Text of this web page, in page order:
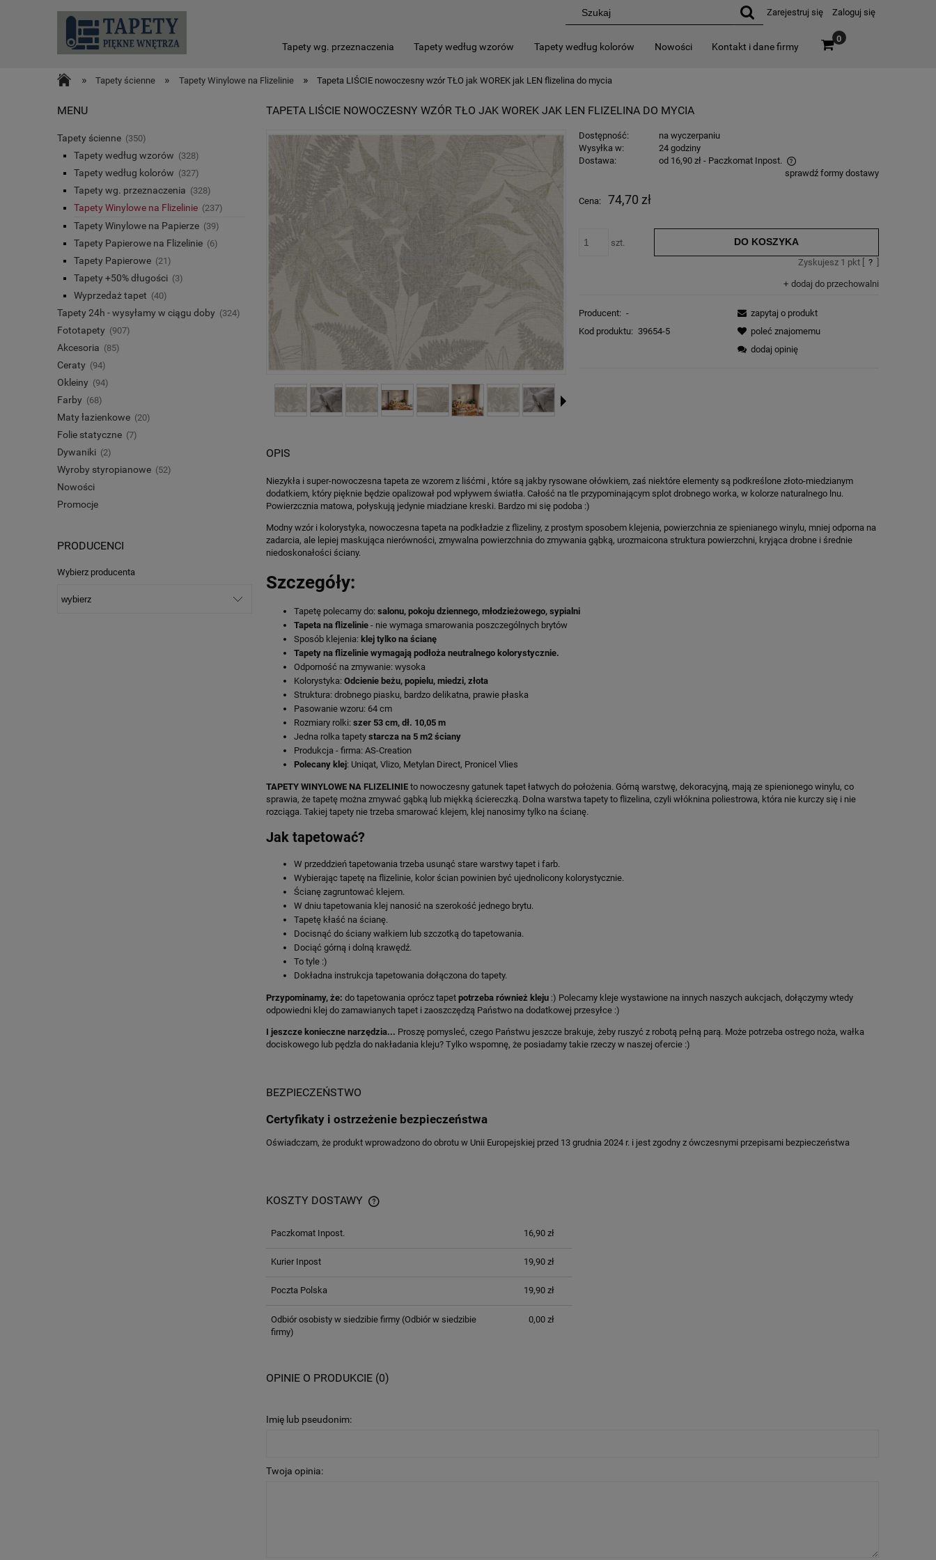
Zarejestruj się Zaloguj się
Tapety wg. przeznaczenia Tapety według wzorów Tapety według kolorów Nowości Kontakt i dane firmy
0
» Tapety ścienne » Tapety Winylowe na Flizelinie » Tapeta LIŚCIE nowoczesny wzór TŁO jak WOREK jak LEN flizelina do mycia
MENU
Tapety ścienne (350)
Tapety według wzorów (328)
Tapety według kolorów (327)
Tapety wg. przeznaczenia (328)
Tapety Winylowe na Flizelinie (237)
Tapety Winylowe na Papierze (39)
Tapety Papierowe na Flizelinie (6)
Tapety Papierowe (21)
Tapety +50% długości (3)
Wyprzedaż tapet (40)
Tapety 24h - wysyłamy w ciągu doby (324)
Fototapety (907)
Akcesoria (85)
Ceraty (94)
Okleiny (94)
Farby (68)
Maty łazienkowe (20)
Folie statyczne (7)
Dywaniki (2)
Wyroby styropianowe (52)
Nowości
Promocje
PRODUCENCI
Wybierz producenta
TAPETA LIŚCIE NOWOCZESNY WZÓR TŁO JAK WOREK JAK LEN FLIZELINA DO MYCIA
Dostępność:
na wyczerpaniu
Wysyłka w:
24 godziny
Dostawa:
od 16,90 zł - Paczkomat Inpost.
sprawdź formy dostawy
Cena: 74,70 zł
szt. DO KOSZYKA
Zyskujesz 1 pkt [ ?
dodaj do przechowalni
Producent: -
Kod produktu: 39654-5
zapytaj o produkt
poleć znajomemu
dodaj opinię
OPIS
Niezykła i super-nowoczesna tapeta ze wzorem z liśćmi , które są jakby rysowane ołówkiem, zaś niektóre elementy są podkreślone złoto-miedzianym
dodatkiem, który pięknie będzie opalizował pod wpływem światła. Całość na tle przypominającym splot drobnego worka, w kolorze naturalnego lnu.
Powierzcznia matowa, połyskują jedynie miadziane kreski. Bardzo mi się podoba :)
Modny wzór i kolorystyka, nowoczesna tapeta na podkładzie z flizeliny, z prostym sposobem klejenia, powierzchnia ze spienianego winylu, mniej odporna na
zadarcia, ale lepiej maskująca nierówności, zmywalna powierzchnia do zmywania gąbką, urozmaicona struktura powierzchni, kryjąca drobne i średnie
niedoskonałości ściany.
Szczegóły:
Tapetę polecamy do: salonu, pokoju dziennego, młodzieżowego, sypialni
Tapeta na flizelinie - nie wymaga smarowania poszczególnych brytów
Sposób klejenia: klej tylko na ścianę
Tapety na flizelinie wymagają podłoża neutralnego kolorystycznie.
Odporność na zmywanie: wysoka
Kolorystyka: Odcienie beżu, popielu, miedzi, złota
Struktura: drobnego piasku, bardzo delikatna, prawie płaska
Pasowanie wzoru: 64 cm
Rozmiary rolki: szer 53 cm, dł. 10,05 m
Jedna rolka tapety starcza na 5 m2 ściany
Produkcja - firma: AS-Creation
Polecany klej: Uniqat, Vlizo, Metylan Direct, Pronicel Vlies
TAPETY WINYLOWE NA FLIZELINIE to nowoczesny gatunek tapet łatwych do położenia. Górną warstwę, dekoracyjną, mają ze spienionego winylu, co
sprawia, że tapetę można zmywać gąbką lub miękką ściereczką. Dolna warstwa tapety to flizelina, czyli włóknina poliestrowa, która nie kurczy się i nie
rozciąga. Takiej tapety nie trzeba smarować klejem, klej nanosimy tylko na ścianę.
Jak tapetować?
W przeddzień tapetowania trzeba usunąć stare warstwy tapet i farb.
Wybierając tapetę na flizelinie, kolor ścian powinien być ujednolicony kolorystycznie.
Ścianę zagruntować klejem.
W dniu tapetowania klej nanosić na szerokość jednego brytu.
Tapetę kłaść na ścianę.
Docisnąć do ściany wałkiem lub szczotką do tapetowania.
Dociąć górną i dolną krawędź.
To tyle :)
Dokładna instrukcja tapetowania dołączona do tapety.
Przypominamy, że: do tapetowania oprócz tapet potrzeba również kleju :) Polecamy kleje wystawione na innych naszych aukcjach, dołączymy wtedy
odpowiedni klej do zamawianych tapet i zaoszczędzą Państwo na dodatkowej przesyłce :)
I jeszcze konieczne narzędzia... Proszę pomysleć, czego Państwu jeszcze brakuje, żeby ruszyć z robotą pełną parą. Może potrzeba ostrego noża, wałka
dociskowego lub pędzla do nakładania kleju? Tylko wspomnę, że posiadamy takie rzeczy w naszej ofercie :)
BEZPIECZEŃSTWO
Certyfikaty i ostrzeżenie bezpieczeństwa
Oświadczam, że produkt wprowadzono do obrotu w Unii Europejskiej przed 13 grudnia 2024 r. i jest zgodny z ówczesnymi przepisami bezpieczeństwa
KOSZTY DOSTAWY
Paczkomat Inpost. 16,90 zł
Kurier Inpost 19,90 zł
Poczta Polska 19,90 zł
Odbiór osobisty w siedzibie firmy(Odbiór w siedzibie
firmy)
0,00 zł
OPINIE O PRODUKCIE (0)
Imię lub pseudonim:
Twoja opinia: